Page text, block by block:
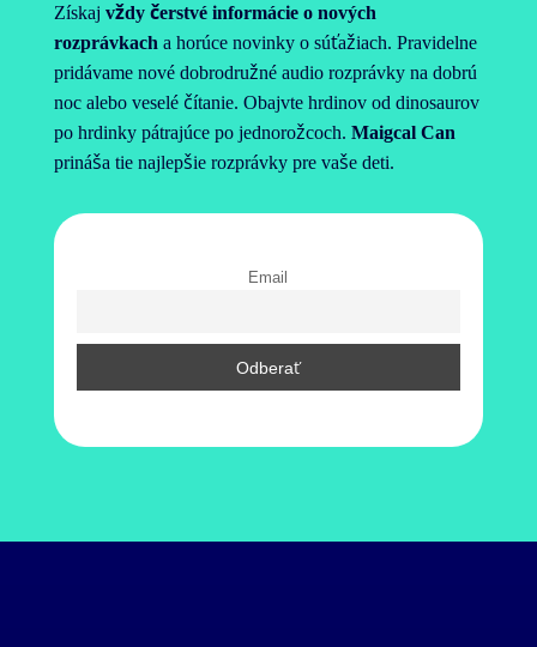
Získaj vždy čerstvé informácie o nových
rozprávkach a horúce novinky o súťažiach. Pravidelne
pridávame nové dobrodružné audio rozprávky na dobrú
noc alebo veselé čítanie. Obajvte hrdinov od dinosaurov
po hrdinky pátrajúce po jednorožcoch. Maigcal Can
prináša tie najlepšie rozprávky pre vaše deti.
Email